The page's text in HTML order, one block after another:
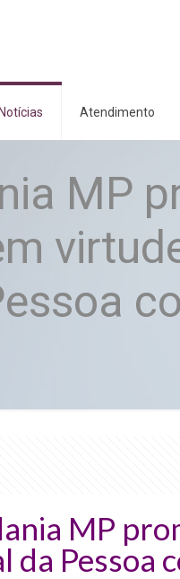
Notícias Atendimento
MP
MP
da Pessoa